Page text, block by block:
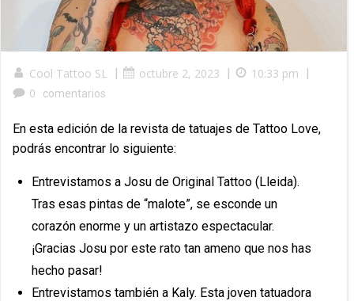
Cool Tattoo SL | octubre 2, 2023 | 10:33 pm
|
0
comentarios
En esta edición de la revista de tatuajes de Tattoo Love,
podrás encontrar lo siguiente:
Entrevistamos a Josu de Original Tattoo (Lleida).
Tras esas pintas de “malote”, se esconde un
corazón enorme y un artistazo espectacular.
¡Gracias Josu por este rato tan ameno que nos has
hecho pasar!
Entrevistamos también a Kaly. Esta joven tatuadora